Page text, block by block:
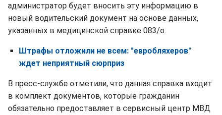
администратор будет вносить эту информацию в
новый водительский документ на основе данных,
указанных в медицинской справке 083/о.
Штрафы отложили не всем: "евробляхеров"
ждет неприятный сюрприз
В пресс-службе отметили, что данная справка входит
в комплект документов, которые гражданин
обязательно предоставляет в сервисный центр МВД